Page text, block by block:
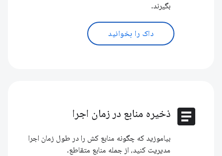
بگیرند.
داک را بخوانید
article ذخیره منابع در زمان اجرا
بیاموزید که چگونه منابع کش را در طول زمان اجرا
مدیریت کنید، از جمله منابع متقاطع.